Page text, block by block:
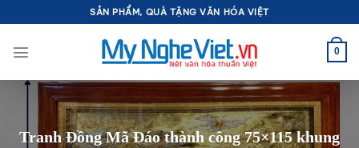
qua
nội
SẢN PHẨM, QUÀ TẶNG VĂN HÓA VIỆT
0
Tranh Đồng Mã Đáo thành công 75×115 khung